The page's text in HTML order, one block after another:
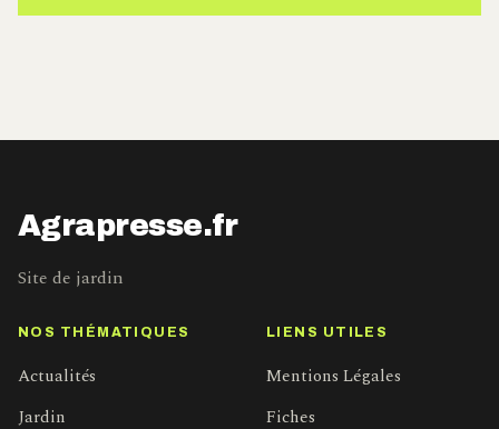
Agrapresse.fr
Site de jardin
NOS THÉMATIQUES
Actualités
Jardin
LIENS UTILES
Mentions Légales
Fiches